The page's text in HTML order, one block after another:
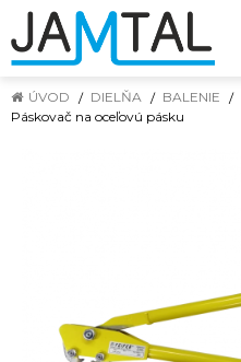
ÚVOD DIELŇA BALENIE
Páskovač na oceľovú pásku